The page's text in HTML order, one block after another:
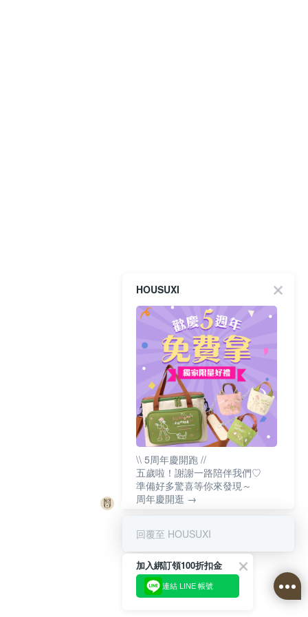
HOUSUXI
\\ 5周年慶開跑 //
五歲啦！謝謝一路陪伴我們♡
準備好多驚喜等你來發現～
周年慶開逛 →
回覆至 HOUSUXI
加入綁訂領100折扣金
連結 LINE 帳號